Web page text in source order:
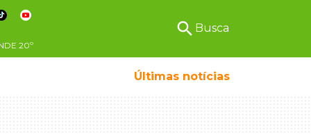
20º
search Busca
Últimas notícias